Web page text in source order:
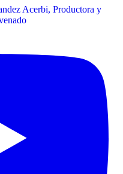
Acerbi, Productora y